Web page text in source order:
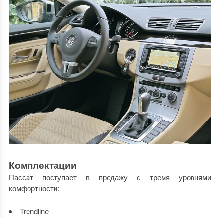
Комплектации
Пассат поступает в продажу с тремя уровнями
комфортности:
Trendline